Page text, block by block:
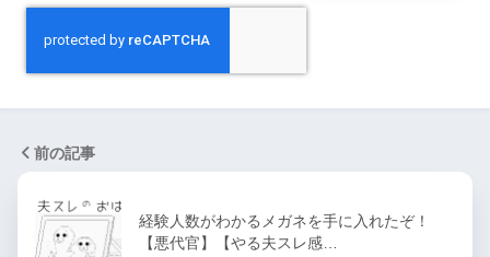
前の記事
経験人数がわかるメガネを手に入れたぞ！
【悪代官】【やる夫スレ感…